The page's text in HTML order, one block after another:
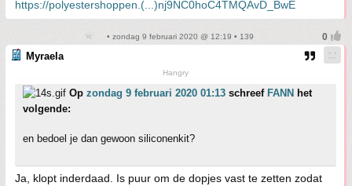
https://polyestershoppen.(...)nj9NC0hoC4TMQAvD_BwE
• zondag 9 februari 2020 @ 12:19 • 139
Myraela
Hangry
Op zondag 9 februari 2020 01:13 schreef FANN het
volgende:
en bedoel je dan gewoon siliconenkit?
Ja, klopt inderdaad. Is puur om de dopjes vast te zetten zodat